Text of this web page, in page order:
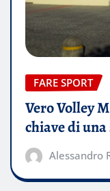
FARE SPORT
Vero Volley
chiave di
Alessandro